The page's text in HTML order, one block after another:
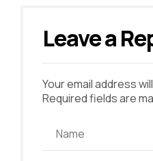
Leave a
Your email address
Required fields are